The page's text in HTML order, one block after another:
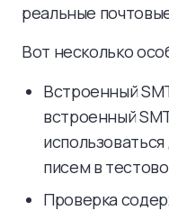
реальные
Вот несколько
Встроенный
встроенный
писем в
Проверка